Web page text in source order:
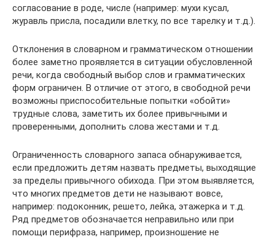
согласование в роде, числе (например: мухи кусал,
журавль присла, посадили влетку, по все тарелку и т.д.).
Отклонения в словарном и грамматическом отношении
более заметно проявляется в ситуации обусловленной
речи, когда свободный выбор слов и грамматических
форм ограничен. В отличие от этого, в свободной речи
возможны приспособительные попытки «обойти»
трудные слова, заметить их более привычными и
проверенными, дополнить слова жестами и т.д.
Ограниченность словарного запаса обнаруживается,
если предложить детям назвать предметы, выходящие
за пределы привычного обихода. При этом выявляется,
что многих предметов дети не называют вовсе,
например: подоконник, решето, лейка, этажерка и т.д.
Ряд предметов обозначается неправильно или при
помощи перифраза, например, произношение не